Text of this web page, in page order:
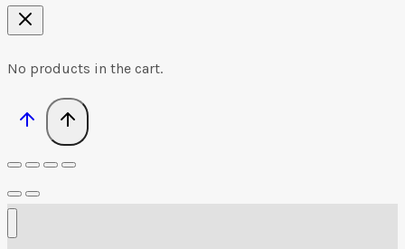
No products in the cart.